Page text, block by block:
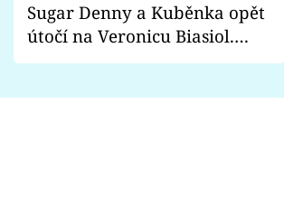
Sugar Denny a Kuběnka opět
útočí na Veronicu Biasiol.
Proč je podle nich falešná a